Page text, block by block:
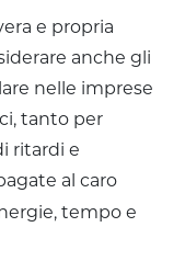
e propria
anche gli
nelle imprese
tanto per
ritardi e
al caro
tempo e